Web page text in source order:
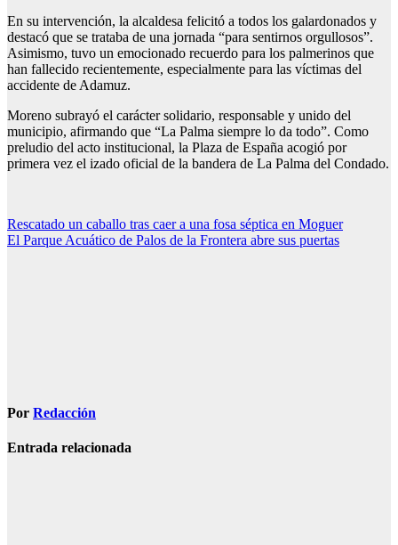
En su intervención, la alcaldesa felicitó a todos los galardonados y
destacó que se trataba de una jornada “para sentirnos orgullosos”.
Asimismo, tuvo un emocionado recuerdo para los palmerinos que
han fallecido recientemente, especialmente para las víctimas del
accidente de Adamuz.
Moreno subrayó el carácter solidario, responsable y unido del
municipio, afirmando que “La Palma siempre lo da todo”. Como
preludio del acto institucional, la Plaza de España acogió por
primera vez el izado oficial de la bandera de La Palma del Condado.
Navegación
de
Rescatado un caballo tras caer a una fosa séptica en Moguer
El Parque Acuático de Palos de la Frontera abre sus puertas
Por Redacción
Entrada relacionada